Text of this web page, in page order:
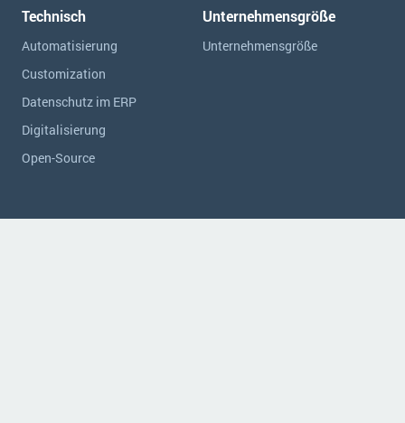
Technisch
Automatisierung
Customization
Datenschutz im ERP
Digitalisierung
Open-Source
Unternehmensgröße
Unternehmensgröße